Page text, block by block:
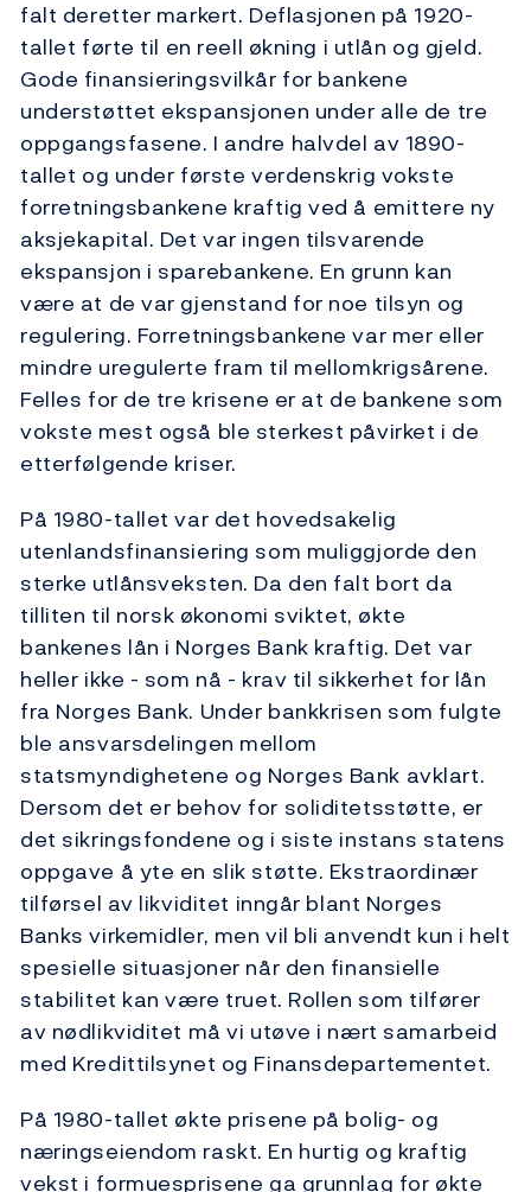
falt deretter markert. Deflasjonen på 1920-
tallet førte til en reell økning i utlån og gjeld.
Gode finansieringsvilkår for bankene
understøttet ekspansjonen under alle de tre
oppgangsfasene. I andre halvdel av 1890-
tallet og under første verdenskrig vokste
forretningsbankene kraftig ved å emittere ny
aksjekapital. Det var ingen tilsvarende
ekspansjon i sparebankene. En grunn kan
være at de var gjenstand for noe tilsyn og
regulering. Forretningsbankene var mer eller
mindre uregulerte fram til mellomkrigsårene.
Felles for de tre krisene er at de bankene som
vokste mest også ble sterkest påvirket i de
etterfølgende kriser.
På 1980-tallet var det hovedsakelig
utenlandsfinansiering som muliggjorde den
sterke utlånsveksten. Da den falt bort da
tilliten til norsk økonomi sviktet, økte
bankenes lån i Norges Bank kraftig. Det var
heller ikke - som nå - krav til sikkerhet for lån
fra Norges Bank. Under bankkrisen som fulgte
ble ansvarsdelingen mellom
statsmyndighetene og Norges Bank avklart.
Dersom det er behov for soliditetsstøtte, er
det sikringsfondene og i siste instans statens
oppgave å yte en slik støtte. Ekstraordinær
tilførsel av likviditet inngår blant Norges
Banks virkemidler, men vil bli anvendt kun i helt
spesielle situasjoner når den finansielle
stabilitet kan være truet. Rollen som tilfører
av nødlikviditet må vi utøve i nært samarbeid
med Kredittilsynet og Finansdepartementet.
På 1980-tallet økte prisene på bolig- og
næringseiendom raskt. En hurtig og kraftig
vekst i formuesprisene ga grunnlag for økte